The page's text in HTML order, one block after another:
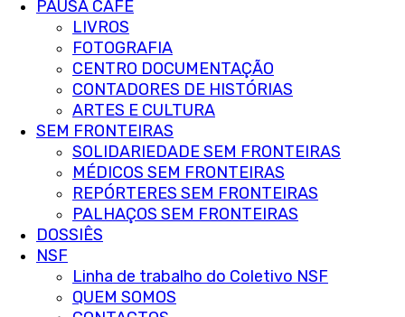
PAUSA CAFÉ
LIVROS
FOTOGRAFIA
CENTRO DOCUMENTAÇÃO
CONTADORES DE HISTÓRIAS
ARTES E CULTURA
SEM FRONTEIRAS
SOLIDARIEDADE SEM FRONTEIRAS
MÉDICOS SEM FRONTEIRAS
REPÓRTERES SEM FRONTEIRAS
PALHAÇOS SEM FRONTEIRAS
DOSSIÊS
NSF
Linha de trabalho do Coletivo NSF
QUEM SOMOS